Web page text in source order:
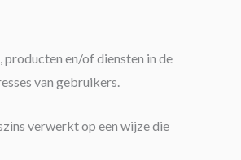
en/of diensten in de
van gebruikers.
verwerkt op een wijze die